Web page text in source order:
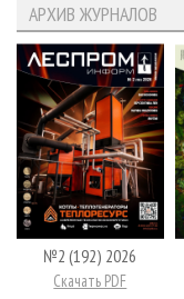
АРХИВ ЖУРНАЛОВ
№2 (192) 2026
Скачать PDF